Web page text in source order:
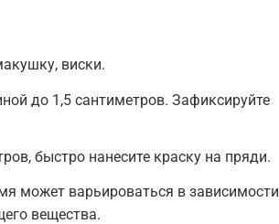
виски.
до 1,5 сантиметров. Зафиксируйте
быстро нанесите краску на пряди.
может варьироваться в зависимости
вещества.